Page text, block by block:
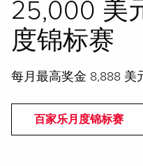
25,000 美
度锦标赛
每月最高奖金 8,888 美
百家乐月度锦标赛